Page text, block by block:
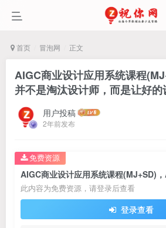
首页 冒泡网 正文
AIGC商业设计应用系统课程
并不是淘汰设计师，而是让好
用户投稿
2年前发布
此内容为免费资源，请登录后查看
登录查看
免费资源